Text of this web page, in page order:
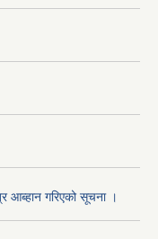
आब्हान गरिएको सूचना ।